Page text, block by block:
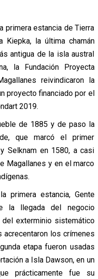
primera estancia de Tierra
la última chamán
antigua de la isla austral
la Fundación Proyecta
reivindicaron la
proyecto financiado por el
2019.
de 1885 y de paso la
que marcó el primer
Selknam en 1580, a casi
Magallanes y en el marco
primera estancia, Gente
la llegada del negocio
exterminio sistemático
los crímenes
etapa fueron usadas
a Isla Dawson, en un
prácticamente fue su